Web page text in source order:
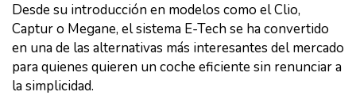
Desde su introducción en modelos como el Clio,
Captur o Megane, el sistema E-Tech se ha convertido
en una de las alternativas más interesantes del mercado
para quienes quieren un coche eficiente sin renunciar a
la simplicidad.